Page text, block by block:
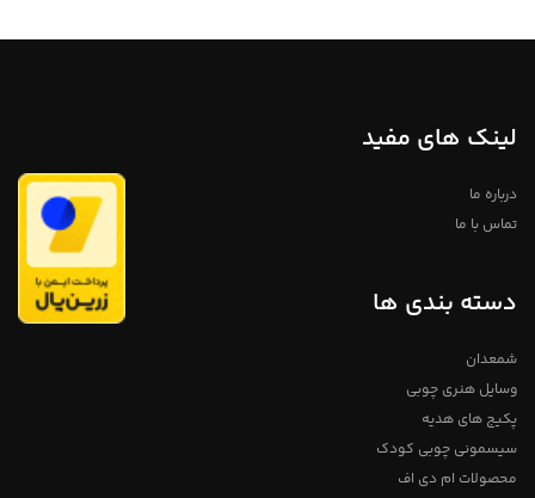
لینک های مفید
درباره ما
تماس با ما
دسته بندی ها
شمعدان
وسایل هنری چوبی
پکیج های هدیه
سیسمونی چوبی کودک
محصولات ام دی اف